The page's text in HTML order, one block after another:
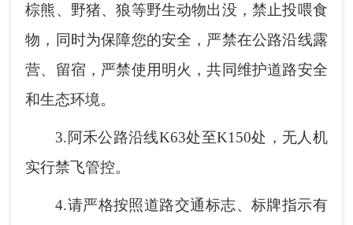
棕熊、野猪、狼等野生动物出没，禁止投喂食
物，同时为保障您的安全，严禁在公路沿线露
营、留宿，严禁使用明火，共同维护道路安全
和生态环境。
3.阿禾公路沿线K63处至K150处，无人机
实行禁飞管控。
4.请严格按照道路交通标志、标牌指示有